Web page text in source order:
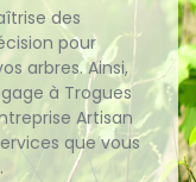
des
pour
arbres. Ainsi,
à Trogues
Artisan
que vous